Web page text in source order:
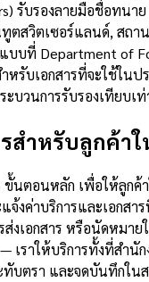
รับรองลายมือชื่อทน
ตสวิตเซอร์แลนด์, สถ
แบบที่ Department of
หรับเอกสารที่จะใช้ใน
บวนการรับรองเทียบเ
สำหรับลูกค้าใ
นตอนหลัก เพื่อให้ลูกค้
จ้งค่าบริการและเอกส
รส่งเอกสาร หรือนัดห
เราให้บริการทั้งที่สำ
ทับตรา และจดบันทึกใ